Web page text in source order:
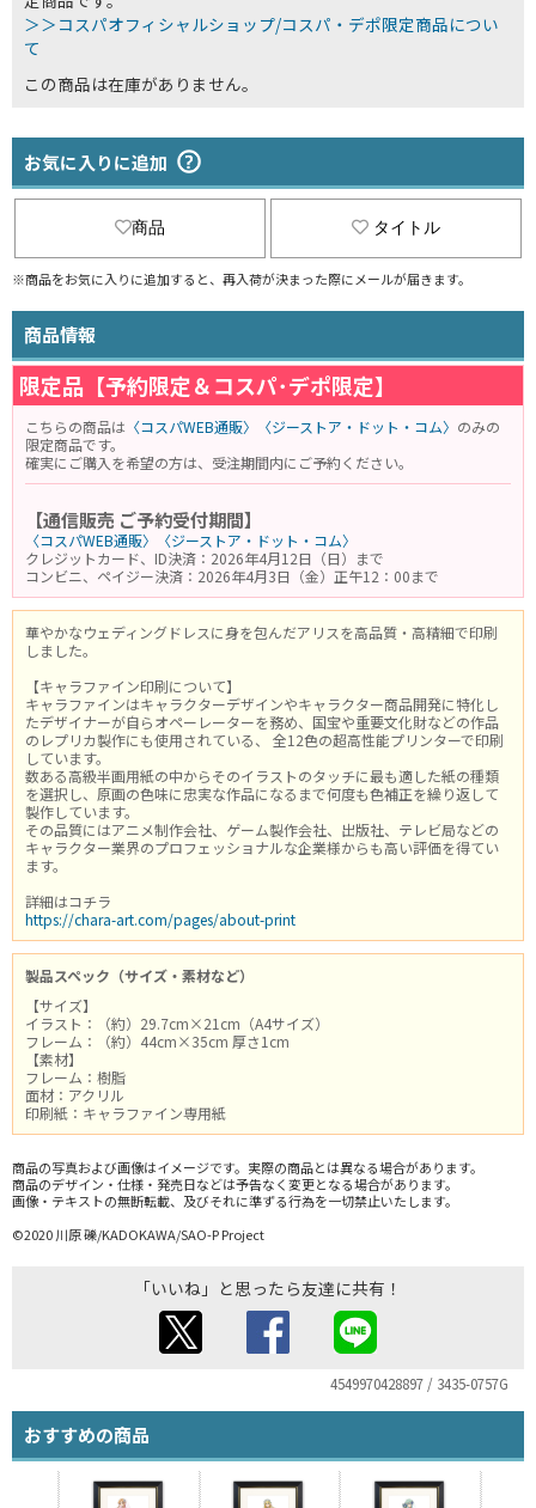
＞＞コスパオフィシャルショップ/コスパ・デポ限定商品につい
て
この商品は在庫がありません。
お気に入りに追加
商品 タイトル
※商品をお気に入りに追加すると、再入荷が決まった際にメールが届きます。
商品情報
限定品【予約限定＆コスパ･デポ限定】
こちらの商品は 〈コスパWEB通販〉 〈ジーストア・ドット・コム〉 のみの
限定商品です。
確実にご購入を希望の方は、受注期間内にご予約ください。
【通信販売 ご予約受付期間】
〈コスパWEB通販〉
〈ジーストア・ドット・コム〉
クレジットカード、ID決済：2026年4月12日（日）まで
コンビニ、ペイジー決済：2026年4月3日（金）正午12：00まで
華やかなウェディングドレスに身を包んだアリスを高品質・高精細で印刷
しました。
【キャラファイン印刷について】
キャラファインはキャラクターデザインやキャラクター商品開発に特化し
たデザイナーが自らオペーレーターを務め、国宝や重要文化財などの作品
のレプリカ製作にも使用されている、 全12色の超高性能プリンターで印刷
しています。
数ある高級半画用紙の中からそのイラストのタッチに最も適した紙の種類
を選択し、原画の色味に忠実な作品になるまで何度も色補正を繰り返して
製作しています。
その品質にはアニメ制作会社、ゲーム製作会社、出版社、テレビ局などの
キャラクター業界のプロフェッショナルな企業様からも高い評価を得てい
ます。
詳細はコチラ
https://chara-art.com/pages/about-print
製品スペック（サイズ・素材など）
【サイズ】
イラスト：（約）29.7cm×21cm（A4サイズ）
フレーム：（約）44cm×35cm 厚さ1cm
【素材】
フレーム：樹脂
面材：アクリル
印刷紙：キャラファイン専用紙
商品の写真および画像はイメージです。実際の商品とは異なる場合があります。
商品のデザイン・仕様・発売日などは予告なく変更となる場合があります。
画像・テキストの無断転載、及びそれに準ずる行為を一切禁止いたします。
©2020 川原 礫/KADOKAWA/SAO-P Project
「いいね」と思ったら友達に共有！
4549970428897 / 3435-0757G
おすすめの商品